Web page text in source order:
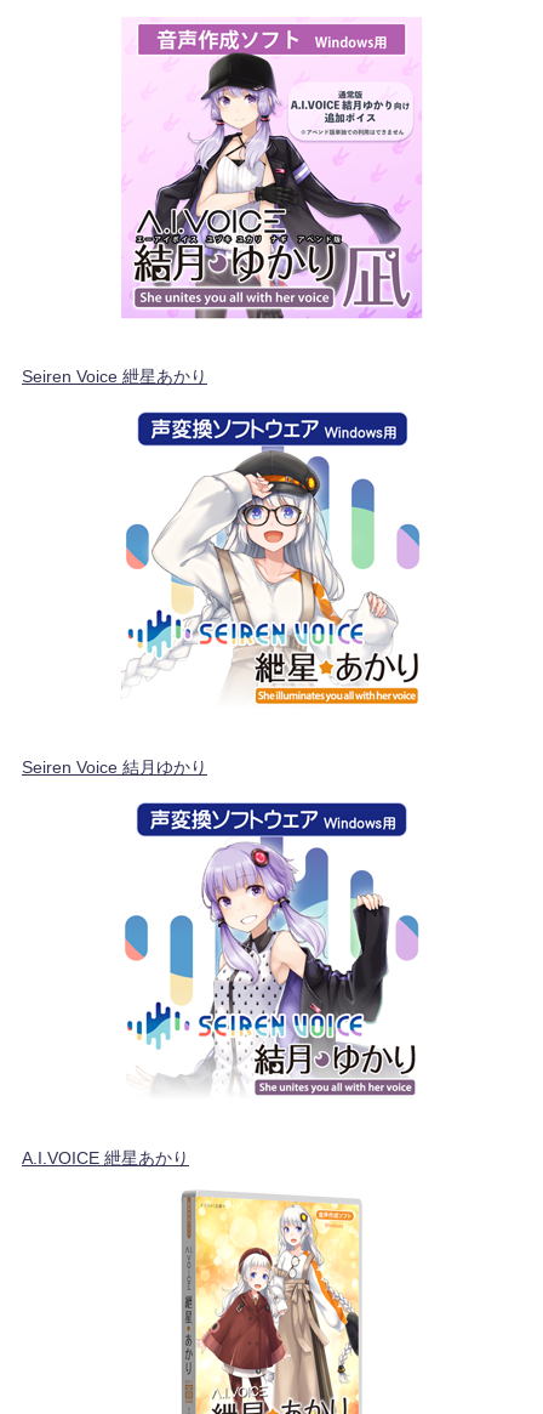
Seiren Voice 紲星あかり
Seiren Voice 結月ゆかり
A.I.VOICE 紲星あかり